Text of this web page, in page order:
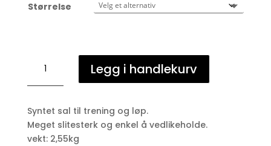
Størrelse
tree
sal
antall
Legg i handlekurv
Syntet sal til trening og løp.
Meget slitesterk og enkel å vedlikeholde.
vekt: 2,55kg